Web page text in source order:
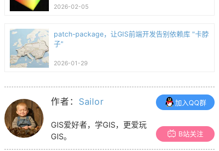
2026-02-05
patch-package，让GIS前端开发告别依赖库 "卡脖
子"
2026-01-29
作者： Sailor
GIS爱好者，学GIS，更爱玩
GIS。
加入QQ群
B站关注